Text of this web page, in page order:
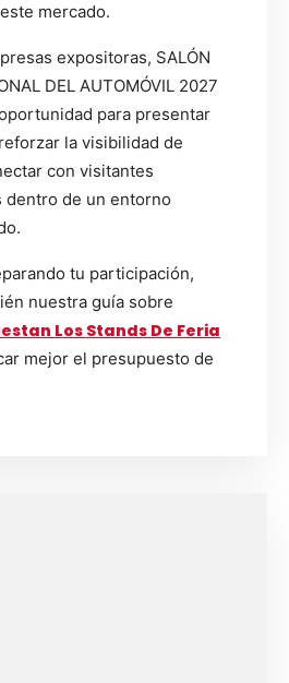
mercado.
expositoras, SALÓN
DEL AUTOMÓVIL 2027
para presentar
la visibilidad de
con visitantes
dentro de un entorno
tu participación,
nuestra guía sobre
Los Stands De Feria
mejor el presupuesto de